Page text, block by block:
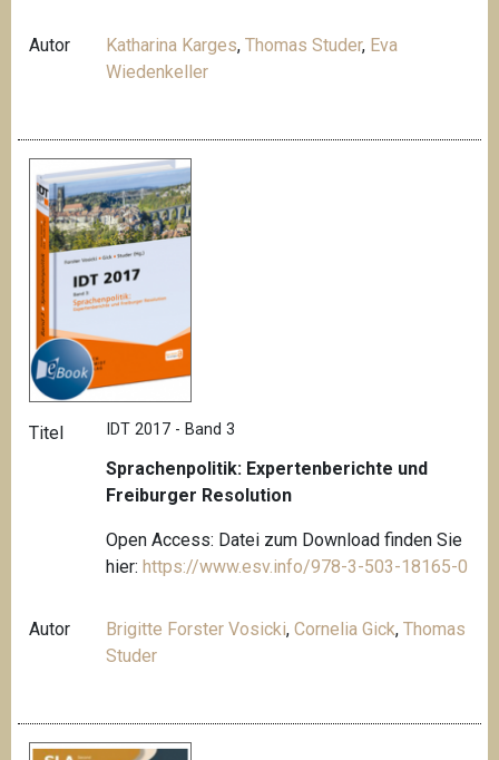
Autor Katharina Karges,Thomas Studer, Eva
Wiedenkeller
Titel IDT 2017 - Band 3
Sprachenpolitik: Expertenberichte und
Freiburger Resolution
Open Access: Datei zum Download finden Sie
hier: https://www.esv.info/978-3-503-18165-0
Autor Brigitte Forster Vosicki,Cornelia Gick,Thomas
Studer